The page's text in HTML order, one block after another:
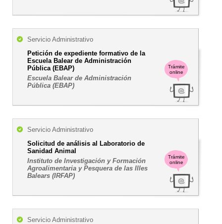
Trámite
online
Servicio Administrativo
Petición de expediente formativo de la
Escuela Balear de Administración
Pública (EBAP)
Escuela Balear de Administración
Pública (EBAP)
Trámite
online
Servicio Administrativo
Solicitud de análisis al Laboratorio de
Sanidad Animal
Instituto de Investigación y Formación
Agroalimentaria y Pesquera de las Illes
Balears (IRFAP)
Servicio Administrativo